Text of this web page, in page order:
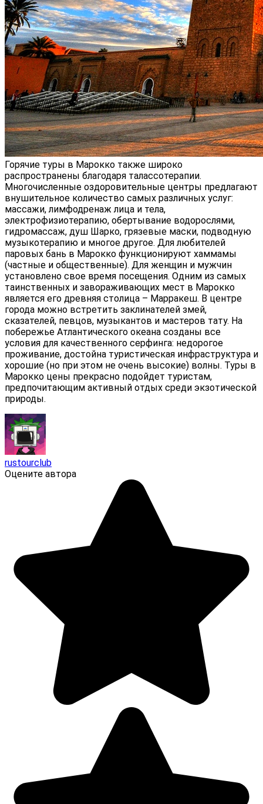
Горячие туры в Марокко также широко
распространены благодаря талассотерапии.
Многочисленные оздоровительные центры предлагают
внушительное количество самых различных услуг:
массажи, лимфодренаж лица и тела,
электрофизиотерапию, обертывание водорослями,
гидромассаж, душ Шарко, грязевые маски, подводную
музыкотерапию и многое другое. Для любителей
паровых бань в Марокко функционируют хаммамы
(частные и общественные). Для женщин и мужчин
установлено свое время посещения. Одним из самых
таинственных и завораживающих мест в Марокко
является его древняя столица – Марракеш. В центре
города можно встретить заклинателей змей,
сказателей, певцов, музыкантов и мастеров тату. На
побережье Атлантического океана созданы все
условия для качественного серфинга: недорогое
проживание, достойна туристическая инфраструктура и
хорошие (но при этом не очень высокие) волны. Туры в
Марокко цены прекрасно подойдет туристам,
предпочитающим активный отдых среди экзотической
природы.
rustourclub
Оцените автора